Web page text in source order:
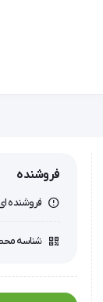
فروشنده
فروشنده
شناسه